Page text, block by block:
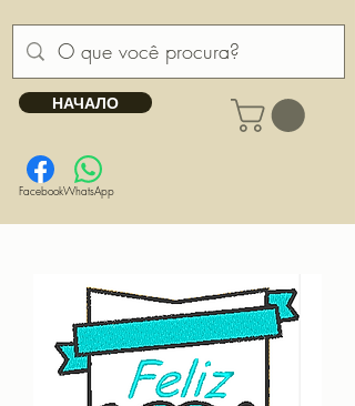
НАЧАЛО
FacebookWhatsApp